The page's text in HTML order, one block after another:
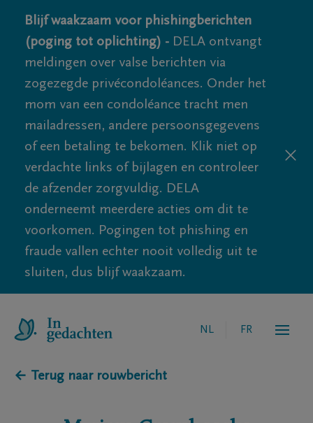
Blijf waakzaam voor phishingberichten
(poging tot oplichting) - DELA ontvangt
meldingen over valse berichten via
zogezegde privécondoléances. Onder het
mom van een condoléance tracht men
mailadressen, andere persoonsgegevens
of een betaling te bekomen. Klik niet op
verdachte links of bijlagen en controleer
de afzender zorgvuldig. DELA
onderneemt meerdere acties om dit te
voorkomen. Pogingen tot phishing en
fraude vallen echter nooit volledig uit te
sluiten, dus blijf waakzaam.
NL FR
← Terug naar rouwbericht